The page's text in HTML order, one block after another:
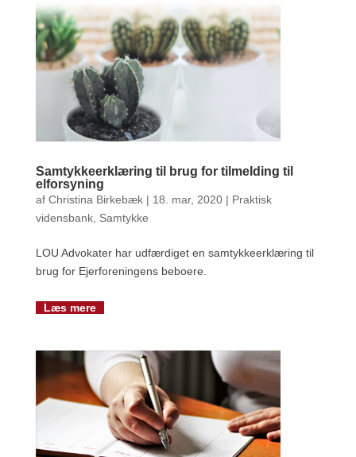
Samtykkeerklæring til brug for tilmelding til
elforsyning
af Christina Birkebæk| 18. mar, 2020| Praktisk
vidensbank, Samtykke
LOU Advokater har udfærdiget en samtykkeerklæring til
brug for Ejerforeningens beboere.
Læs mere